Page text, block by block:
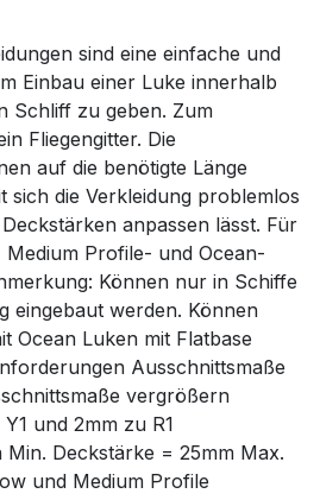
sind eine einfache und
Einbau einer Luke innerhalb
Schliff zu geben. Zum
Fliegengitter. Die
auf die benötigte Länge
sich die Verkleidung problemlos
anpassen lässt. Für
Profile- und Ocean-
Können nur in Schiffe
eingebaut werden. Können
Ocean Luken mit Flatbase
Ausschnittsmaße
vergrößern
und 2mm zu R1
Min. Deckstärke = 25mm Max.
und Medium Profile